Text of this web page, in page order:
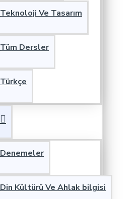
Teknoloji Ve Tasarım
Tüm Dersler
Türkçe
Denemeler
Din Kültürü Ve Ahlak bilgisi